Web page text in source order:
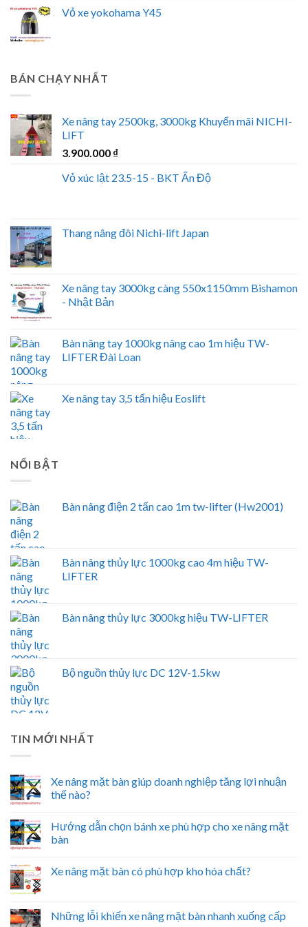
Vỏ xe yokohama Y45
BÁN CHẠY NHẤT
Xe nâng tay 2500kg, 3000kg Khuyến mãi NICHI-
LIFT
3.900.000 ₫
Vỏ xúc lật 23.5-15 - BKT Ấn Độ
Thang nâng đôi Nichi-lift Japan
Xe nâng tay 3000kg càng 550x1150mm Bishamon
- Nhật Bản
Bàn nâng tay 1000kg nâng cao 1m hiệu TW-
LIFTER Đài Loan
Xe nâng tay 3,5 tấn hiệu Eoslift
NỔI BẬT
Bàn nâng điện 2 tấn cao 1m tw-lifter (Hw2001)
Bàn nâng thủy lực 1000kg cao 4m hiệu TW-
LIFTER
Bàn nâng thủy lực 3000kg hiệu TW-LIFTER
Bộ nguồn thủy lực DC 12V-1.5kw
TIN MỚI NHẤT
Xe nâng mặt bàn giúp doanh nghiệp tăng lợi nhuận
thế nào?
Hướng dẫn chọn bánh xe phù hợp cho xe nâng mặt
bàn
Xe nâng mặt bàn có phù hợp kho hóa chất?
Những lỗi khiến xe nâng mặt bàn nhanh xuống cấp